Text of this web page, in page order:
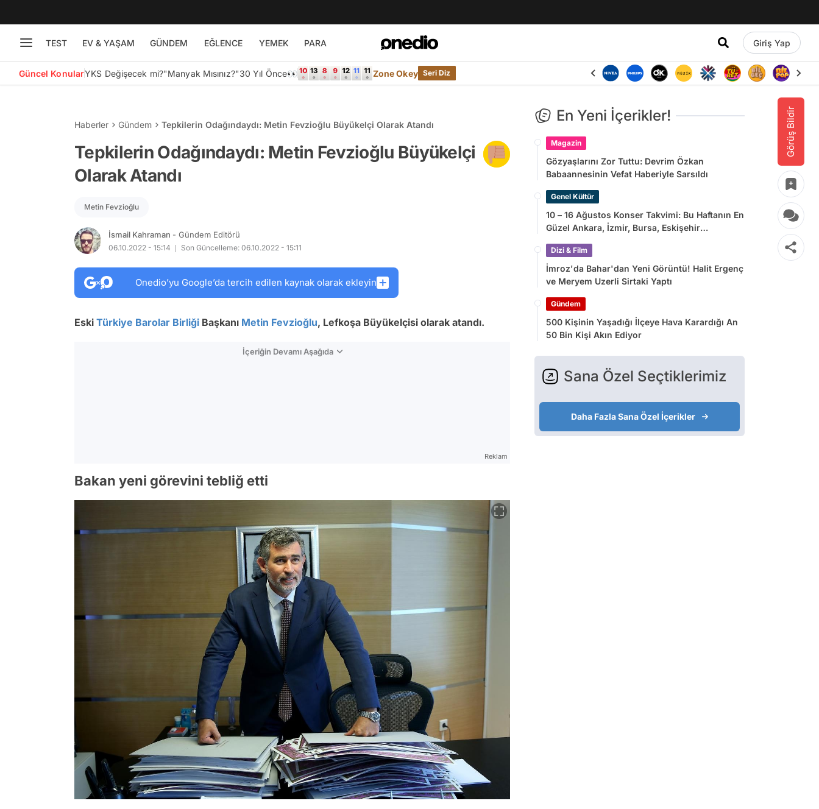
TEST EV & YAŞAM GÜNDEM EĞLENCE YEMEK PARA Giriş Yap
Güncel KonularYKS Değişecek mi?"Manyak Mısınız?"30 Yıl Önce👀 Zone Okey Seri Diz
Görüş Bildir
Haberler Gündem Tepkilerin Odağındaydı: Metin Fevzioğlu Büyükelçi Olarak Atandı
Tepkilerin Odağındaydı: Metin Fevzioğlu Büyükelçi
Olarak Atandı
Metin Fevzioğlu
İsmail Kahraman - Gündem Editörü
06.10.2022 - 15:14 Son Güncelleme: 06.10.2022 - 15:11
Onedio’yu Google’da tercih edilen kaynak olarak ekleyin
Eski Türkiye Barolar Birliği Başkanı Metin Fevzioğlu, Lefkoşa Büyükelçisi olarak atandı.
İçeriğin Devamı Aşağıda
Reklam
Bakan yeni görevini tebliğ etti
En Yeni İçerikler!
Magazin
Gözyaşlarını Zor Tuttu: Devrim Özkan
Babaannesinin Vefat Haberiyle Sarsıldı
Genel Kültür
10 – 16 Ağustos Konser Takvimi: Bu Haftanın En
Güzel Ankara, İzmir, Bursa, Eskişehir
Dizi & Film
İmroz'da Bahar'dan Yeni Görüntü! Halit Ergenç
ve Meryem Uzerli Sirtaki Yaptı
Gündem
500 Kişinin Yaşadığı İlçeye Hava Karardığı An
50 Bin Kişi Akın Ediyor
Sana Özel Seçtiklerimiz
Daha Fazla Sana Özel İçerikler